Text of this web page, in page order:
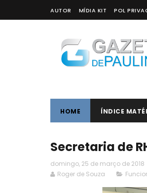
AUTOR MÍDIA KIT POL
HOME ÍNDICE
Secretaria de
domingo, 25 de março de 2018
Roger de Souza